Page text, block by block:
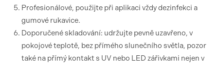
Profesionálové, použijte při aplikaci vždy dezinfekci a
gumové rukavice.
Doporučené skladování: udržujte pevně uzavřeno, v
pokojové teplotě, bez přímého slunečního světla, pozor
také na přímý kontakt s UV nebo LED zářivkami nejen v